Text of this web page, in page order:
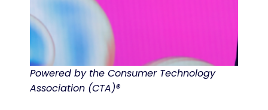
Powered by the Consumer Technology
Association (CTA)®